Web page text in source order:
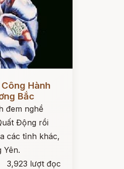
Hành
Bắc
đem nghề
Động rồi
các tỉnh khác,
Yên.
3,923 lượt đọc